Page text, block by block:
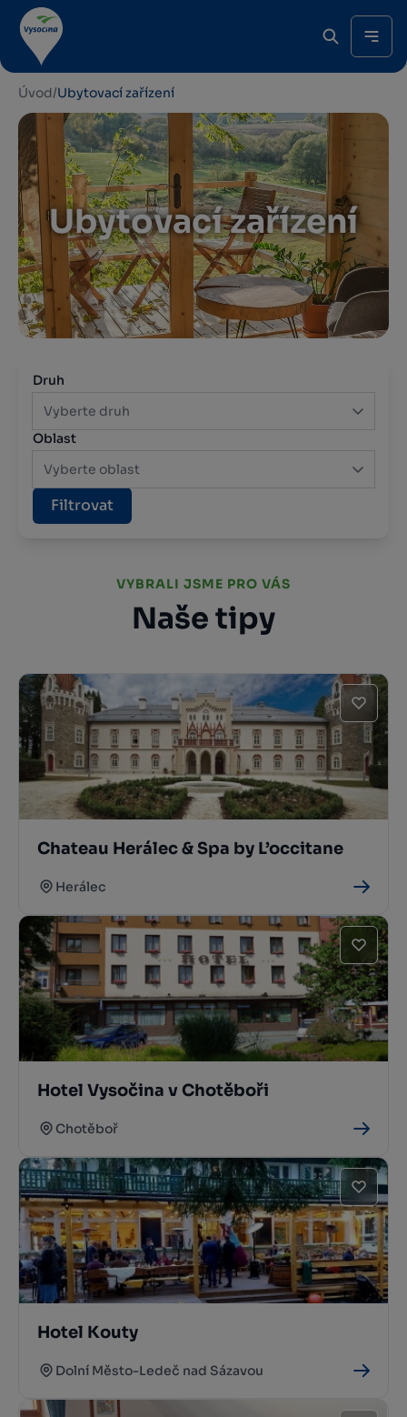
Úvod/Ubytovací zařízení
Ubytovací zařízení
Druh
Vyberte druh
Oblast
Vyberte oblast
Filtrovat
VYBRALI JSME PRO VÁS
Naše tipy
Chateau Herálec & Spa by L’occitane
Herálec
Hotel Vysočina v Chotěboři
Chotěboř
Hotel Kouty
Dolní Město-Ledeč nad Sázavou